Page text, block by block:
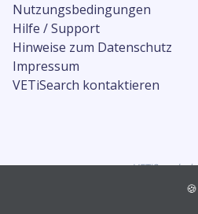
Nutzungsbedingungen
Hilfe / Support
Hinweise zum Datenschutz
Impressum
VETiSearch kontaktieren